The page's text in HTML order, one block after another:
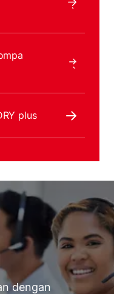
plus
dengan